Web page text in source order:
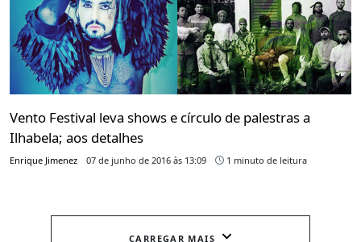
Vento Festival leva shows e círculo de palestras a
Ilhabela; aos detalhes
Enrique Jimenez 07 de junho de 2016 às 13:09 1 minuto de leitura
CARREGAR MAIS